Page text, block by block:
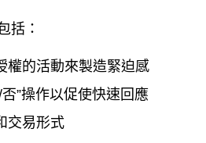
括：
權的活動來製造緊迫感
”操作以促使快速回應
交易形式